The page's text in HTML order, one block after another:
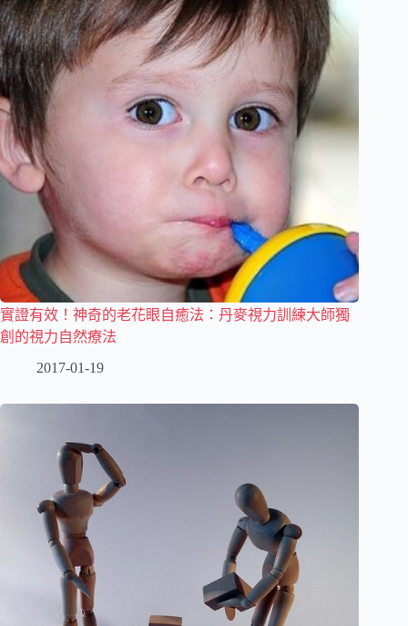
實證有效！神奇的老花眼自癒法：丹麥視力訓練大師獨
創的視力自然療法
2017-01-19